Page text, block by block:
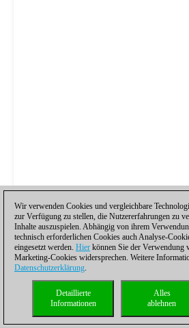
Wir verwenden Cookies und vergleichbare
zur Verfügung zu stellen, die Nutzererfahrungen zu
Inhalte auszuspielen. Abhängig von ihrem
technisch erforderlichen Cookies auch Analyse-
eingesetzt werden. Hier können Sie der Verwendung
Marketing-Cookies widersprechen. Weitere
Datenschutzerklärung.
Alles
ablehnen
Detaillierte
Informationen